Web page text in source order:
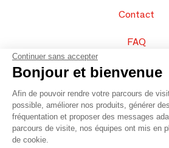
Contact
FAQ
Vendez vos
Plan du site
Continuer sans accepter
Bonjour et bienvenue
Afin de pouvoir rendre votre parcours de
possible, améliorer nos produits, générer
fréquentation et proposer des messages
parcours de visite, nos équipes ont mis en
de cookie.